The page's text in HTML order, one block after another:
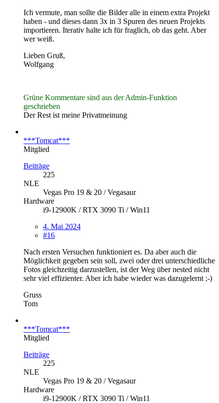
Ich vermute, man sollte die Bilder alle in einem extra Projekt
haben - und dieses dann 3x in 3 Spuren des neuen Projekts
importieren. Iterativ halte ich für fraglich, ob das geht. Aber
wer weiß.
Lieben Gruß,
Wolfgang
Grüne Kommentare sind aus der Admin-Funktion
geschrieben
Der Rest ist meine Privatmeinung
***Tomcat***
Mitglied
Beiträge
225
NLE
Vegas Pro 19 & 20 / Vegasaur
Hardware
i9-12900K / RTX 3090 Ti / Win11
4. Mai 2024
#16
Nach ersten Versuchen funktioniert es. Da aber auch die
Möglichkeit gegeben sein soll, zwei oder drei unterschiedliche
Fotos gleichzeitig darzustellen, ist der Weg über nested nicht
sehr viel effizienter. Aber ich habe wieder was dazugelernt ;-)
Gruss
Tom
***Tomcat***
Mitglied
Beiträge
225
NLE
Vegas Pro 19 & 20 / Vegasaur
Hardware
i9-12900K / RTX 3090 Ti / Win11